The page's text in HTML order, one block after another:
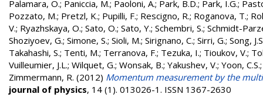
Palamara, O.; Paniccia, M.; Paoloni, A.; Park, B.D.; Park, I.G.;
Pozzato, M.; Pretzl, K.; Pupilli, F.; Rescigno, R.; Roganova, T.;
V.; Ryazhskaya, O.; Sato, O.; Sato, Y.; Schembri, S.; Schmidt-
Shoziyoev, G.; Simone, S.; Sioli, M.; Sirignano, C.; Sirri, G.; Song,
Takahashi, S.; Tenti, M.; Terranova, F.; Tezuka, I.; Tioukov, V.;
Vuilleumier, J.L.; Wilquet, G.; Wonsak, B.; Yakushev, V.; Yoon, C.S.
Zimmermann, R. (2012) Momentum measurement by the
journal of physics, 14 (1). 013026-1. ISSN 1367-2630